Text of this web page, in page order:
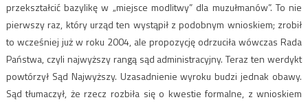
przekształcić bazylikę w „miejsce modlitwy” dla muzułmanów”. To nie
pierwszy raz, który urząd ten wystąpił z podobnym wnioskiem; zrobił
to wcześniej już w roku 2004, ale propozycję odrzuciła wówczas Rada
Państwa, czyli najwyższy rangą sąd administracyjny. Teraz ten werdykt
powtórzył Sąd Najwyższy. Uzasadnienie wyroku budzi jednak obawy.
Sąd tłumaczył, że rzecz rozbiła się o kwestie formalne, z wnioskiem